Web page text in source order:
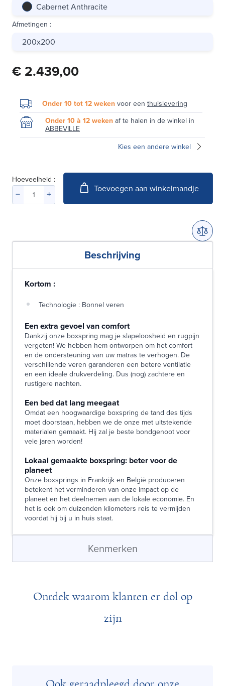
Cabernet Anthracite
Afmetingen :
200x200
€ 2.439,00
Onder 10 tot 12 weken voor een thuislevering
Onder 10 à 12 weken af te halen in de winkel in
ABBEVILLE
Kies een andere winkel
Hoeveelheid :
Toevoegen aan winkelmandje
Beschrijving
Kortom :
Technologie : Bonnel veren
Een extra gevoel van comfort
Dankzij onze boxspring mag je slapeloosheid en rugpijn
vergeten! We hebben hem ontworpen om het comfort
en de ondersteuning van uw matras te verhogen. De
verschillende veren garanderen een betere ventilatie
en een ideale drukverdeling. Dus (nog) zachtere en
rustigere nachten.
Een bed dat lang meegaat
Omdat een hoogwaardige boxspring de tand des tijds
moet doorstaan, hebben we de onze met uitstekende
materialen gemaakt. Hij zal je beste bondgenoot voor
vele jaren worden!
Lokaal gemaakte boxspring: beter voor de
planeet
Onze boxsprings in Frankrijk en België produceren
betekent het verminderen van onze impact op de
planeet en het deelnemen aan de lokale economie. En
het is ook om duizenden kilometers reis te vermijden
voordat hij bij u in huis staat.
Kenmerken
Ontdek waarom klanten er dol op
zijn